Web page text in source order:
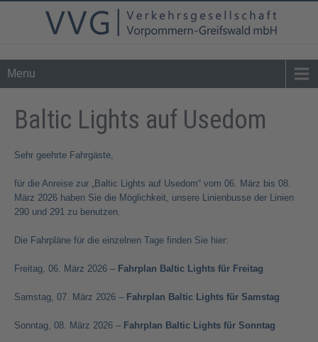
Tel. 0 39 76 - 24 02 - 0info@vvg-bus.de
Menu
Baltic Lights auf Usedom
Sehr geehrte Fahrgäste,
für die Anreise zur „Baltic Lights auf Usedom“ vom 06. März bis 08.
März 2026 haben Sie die Möglichkeit, unsere Linienbusse der Linien
290 und 291 zu benutzen.
Die Fahrpläne für die einzelnen Tage finden Sie hier:
Freitag, 06. März 2026 – Fahrplan Baltic Lights für Freitag
Samstag, 07. März 2026 – Fahrplan Baltic Lights für Samstag
Sonntag, 08. März 2026 – Fahrplan Baltic Lights für Sonntag